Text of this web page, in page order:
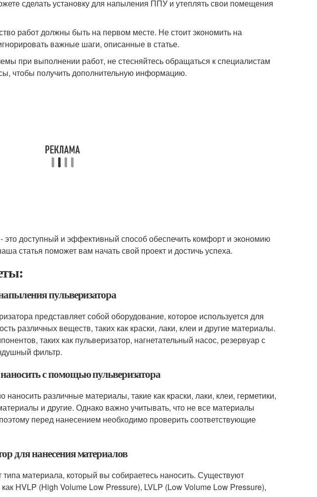
сделать установку для напыления ППУ и утеплять свои помещения
работ должны быть на первом месте. Не стоит экономить на
важные шаги, описанные в статье.
при выполнении работ, не стесняйтесь обращаться к специалистам
чтобы получить дополнительную информацию.
доступный и эффективный способ обеспечить комфорт и экономию
статья поможет вам начать свой проект и достичь успеха.
пульверизатора
представляет собой оборудование, которое используется для
различных веществ, таких как краски, лаки, клеи и другие материалы.
таких как пульверизатор, нагнетательный насос, резервуар с
фильтр.
с помощью пульверизатора
различные материалы, такие как краски, лаки, клеи, герметики,
и другие. Однако важно учитывать, что не все материалы
перед нанесением необходимо проверить соответствующие
для нанесения материалов
материала, который вы собираетесь наносить. Существуют
HVLP (High Volume Low Pressure), LVLP (Low Volume Low Pressure),